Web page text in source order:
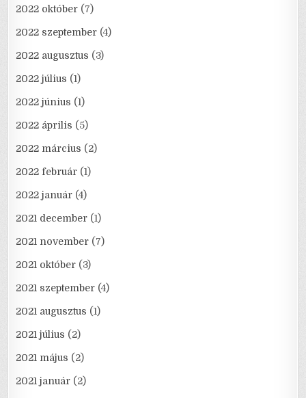
2022 október (7)
2022 szeptember (4)
2022 augusztus (3)
2022 július (1)
2022 június (1)
2022 április (5)
2022 március (2)
2022 február (1)
2022 január (4)
2021 december (1)
2021 november (7)
2021 október (3)
2021 szeptember (4)
2021 augusztus (1)
2021 július (2)
2021 május (2)
2021 január (2)